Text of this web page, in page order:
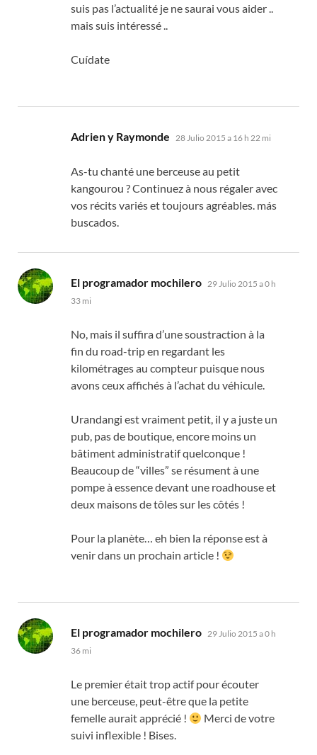
suis pas l’actualité je ne saurai vous aider..
mais suis intéressé..
Cuídate
Adrien y Raymonde dice:
28 Julio 2015 a 16 h 22 mi
As-tu chanté une berceuse au petit
kangourou ?Continuez à nous régaler avec
vos récits variés et toujours agréables. más
buscados.
El programador mochilero dice:
29 Julio 2015 a 0 h
33 mi
No, mais il suffira d’une soustraction à la
fin du road-trip en regardant les
kilométrages au compteur puisque nous
avons ceux affichés à l’achat du véhicule.
Urandangi est vraiment petit, il y a juste un
pub, pas de boutique,encore moins un
bâtiment administratif quelconque !
Beaucoup de“villes” se résument à une
pompe à essence devant une roadhouse et
deux maisons de tôles sur les côtés !
Pour la planète… eh bien la réponse est à
venir dans un prochain article !
El programador mochilero dice:
29 Julio 2015 a 0 h
36 mi
Le premier était trop actif pour écouter
une berceuse, peut-être que la petite
femelle aurait apprécié !
Merci de votre
suivi inflexible ! Bises.